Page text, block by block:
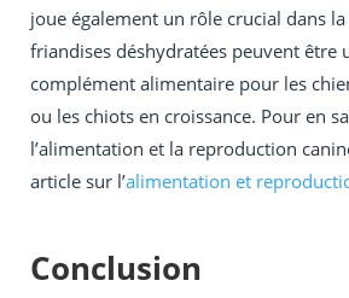
joue également un rôle crucial dans
friandises déshydratées peuvent être
complément alimentaire pour les
ou les chiots en croissance. Pour en
l’alimentation et la reproduction
article sur l’alimentation et
Conclusion